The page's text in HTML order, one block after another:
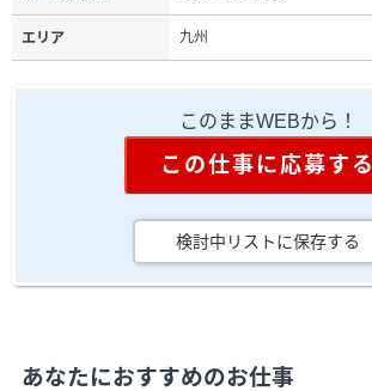
エリア 九州
このままWEBから！
この仕事に応募する
検討中リストに保存する
あなたにおすすめのお仕事